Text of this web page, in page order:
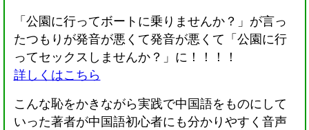
「公園に行ってボートに乗りませんか？」が言っ
たつもりが発音が悪くて発音が悪くて「公園に行
ってセックスしませんか？」に！！！！
詳しくはこちら
こんな恥をかきながら実践で中国語をものにして
いった著者が中国語初心者にも分かりやすく音声